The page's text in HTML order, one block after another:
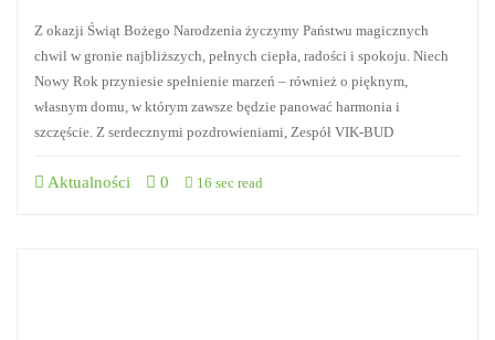
Z okazji Świąt Bożego Narodzenia życzymy Państwu magicznych
chwil w gronie najbliższych, pełnych ciepła, radości i spokoju. Niech
Nowy Rok przyniesie spełnienie marzeń – również o pięknym,
własnym domu, w którym zawsze będzie panować harmonia i
szczęście. Z serdecznymi pozdrowieniami, Zespół VIK-BUD
Aktualności 0 16 sec read